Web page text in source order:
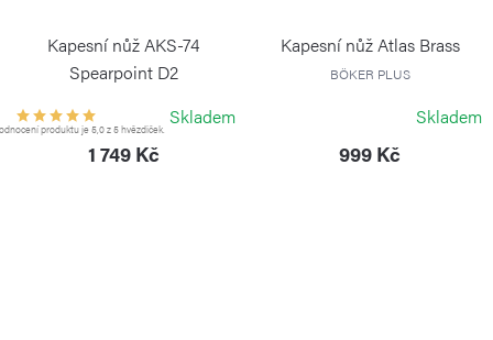
Kapesní nůž AKS-74
Spearpoint D2
produktu je 5,0 z 5 hvězdiček.
Skladem
1 749 Kč
Kapesní nůž Atlas Brass
BÖKER PLUS
Skladem
999 Kč